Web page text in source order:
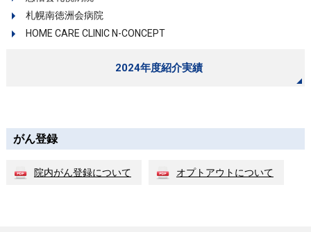
札幌南徳洲会病院
HOME CARE CLINIC N-CONCEPT
2024年度紹介実績
がん登録
院内がん登録について オプトアウトについて